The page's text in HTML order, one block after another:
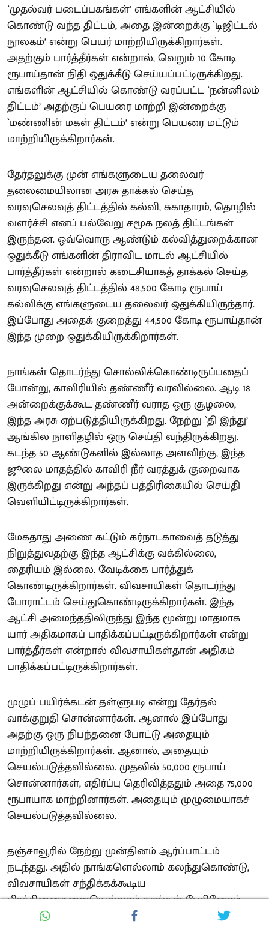
`முதல்வர் படைப்பகங்கள்’ எங்களின் ஆட்சியில்
கொண்டு வந்த திட்டம், அதை இன்றைக்கு `டிஜிட்டல்
நூலகம்’ என்று பெயர் மாற்றியிருக்கிறார்கள்.
அதற்கும் பார்த்தீர்கள் என்றால், வெறும் 10 கோடி
ரூபாய்தான் நிதி ஒதுக்கீடு செய்யப்பட்டிருக்கிறது.
எங்களின் ஆட்சியில் கொண்டு வரப்பட்ட `நன்னிலம்
திட்டம்’ அதற்குப் பெயரை மாற்றி இன்றைக்கு
`மண்ணின் மகள் திட்டம்’ என்று பெயரை மட்டும்
மாற்றியிருக்கிறார்கள்.
தேர்தலுக்கு முன் எங்களுடைய தலைவர்
தலைமையிலான அரசு தாக்கல் செய்த
வரவுசெலவுத் திட்டத்தில் கல்வி, சுகாதாரம், தொழில்
வளர்ச்சி எனப் பல்வேறு சமூக நலத் திட்டங்கள்
இருந்தன. ஒவ்வொரு ஆண்டும் கல்வித்துறைக்கான
ஒதுக்கீடு எங்களின் திராவிட மாடல் ஆட்சியில்
பார்த்தீர்கள் என்றால் கடைசியாகத் தாக்கல் செய்த
வரவுசெலவுத் திட்டத்தில் 48,500 கோடி ரூபாய்
கல்விக்கு எங்களுடைய தலைவர் ஒதுக்கியிருந்தார்.
இப்போது அதைக் குறைத்து 44,500 கோடி ரூபாய்தான்
இந்த முறை ஒதுக்கியிருக்கிறார்கள்.
நாங்கள் தொடர்ந்து சொல்லிக்கொண்டிருப்பதைப்
போன்று, காவிரியில் தண்ணீர் வரவில்லை. ஆடி 18
அன்றைக்குக்கூட தண்ணீர் வராத ஒரு சூழலை,
இந்த அரசு ஏற்படுத்தியிருக்கிறது. நேற்று `தி இந்து’
ஆங்கில நாளிதழில் ஒரு செய்தி வந்திருக்கிறது.
கடந்த 50 ஆண்டுகளில் இல்லாத அளவிற்கு, இந்த
ஜூலை மாதத்தில் காவிரி நீர் வரத்துக் குறைவாக
இருக்கிறது என்று அந்தப் பத்திரிகையில் செய்தி
வெளியிட்டிருக்கிறார்கள்.
மேகதாது அணை கட்டும் கர்நாடகாவைத் தடுத்து
நிறுத்துவதற்கு இந்த ஆட்சிக்கு வக்கில்லை,
தைரியம் இல்லை. வேடிக்கை பார்த்துக்
கொண்டிருக்கிறார்கள். விவசாயிகள் தொடர்ந்து
போராட்டம் செய்துகொண்டிருக்கிறார்கள். இந்த
ஆட்சி அமைந்ததிலிருந்து இந்த மூன்று மாதமாக
யார் அதிகமாகப் பாதிக்கப்பட்டிருக்கிறார்கள் என்று
பார்த்தீர்கள் என்றால் விவசாயிகள்தான் அதிகம்
பாதிக்கப்பட்டிருக்கிறார்கள்.
முழுப் பயிர்க்கடன் தள்ளுபடி என்று தேர்தல்
வாக்குறுதி சொன்னார்கள். ஆனால் இப்போது
அதற்கு ஒரு நிபந்தனை போட்டு அதையும்
மாற்றியிருக்கிறார்கள். ஆனால், அதையும்
செயல்படுத்தவில்லை. முதலில் 50,000 ரூபாய்
சொன்னார்கள், எதிர்ப்பு தெரிவித்ததும் அதை 75,000
ரூபாயாக மாற்றினார்கள். அதையும் முழுமையாகச்
செயல்படுத்தவில்லை.
தஞ்சாவூரில் நேற்று முன்தினம் ஆர்ப்பாட்டம்
நடந்தது. அதில் நாங்களெல்லாம் கலந்துகொண்டு,
விவசாயிகள் சந்திக்கக்கூடிய
பிரச்சினைகளையெல்லாம் நாங்கள் பேசினோம்.
அதற்காக நேற்று என் வீட்டிற்குள் புகுந்து கைது